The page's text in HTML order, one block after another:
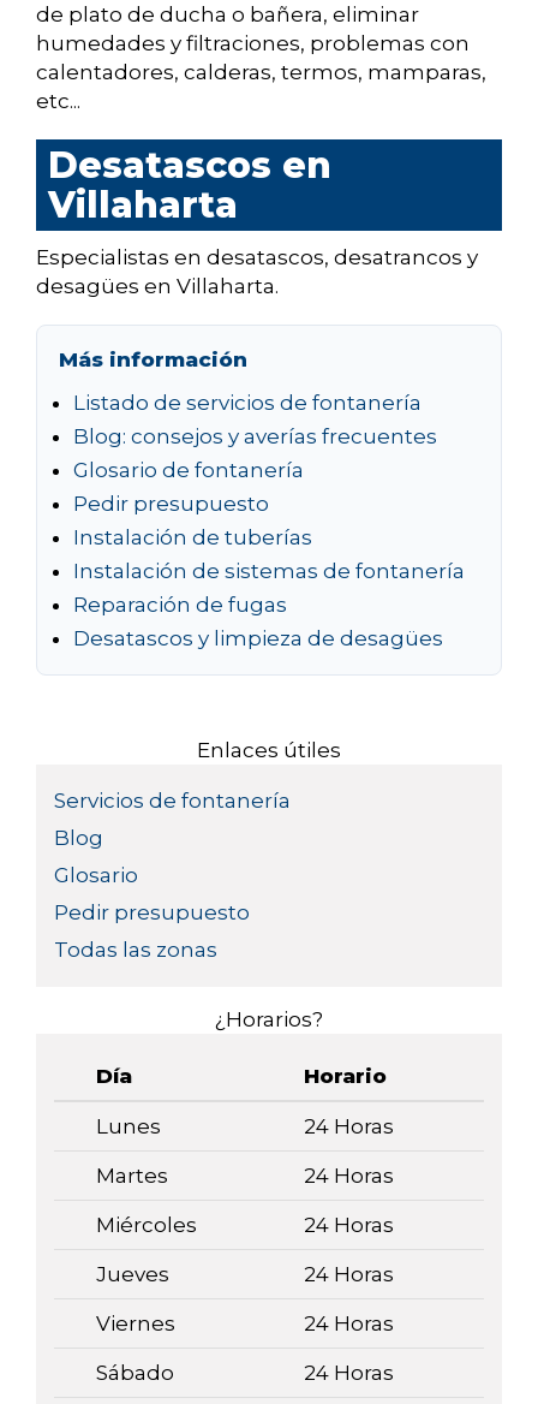
de plato de ducha o bañera, eliminar
humedades y filtraciones, problemas con
calentadores, calderas, termos, mamparas,
etc...
Desatascos en
Villaharta
Especialistas en desatascos, desatrancos y
desagües en Villaharta.
Más información
Listado de servicios de fontanería
Blog: consejos y averías frecuentes
Glosario de fontanería
Pedir presupuesto
Instalación de tuberías
Instalación de sistemas de fontanería
Reparación de fugas
Desatascos y limpieza de desagües
Enlaces útiles
Servicios de fontanería
Blog
Glosario
Pedir presupuesto
Todas las zonas
¿Horarios?
Día Horario
Lunes 24 Horas
Martes 24 Horas
Miércoles 24 Horas
Jueves 24 Horas
Viernes 24 Horas
Sábado 24 Horas